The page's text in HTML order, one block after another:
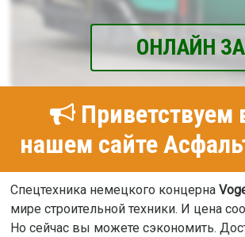
ОНЛАЙН
Приветствуем
нашем сайте
Спецтехника немецкого концерна
мире строительной техники. И цена
Но сейчас вы можете сэкономить.